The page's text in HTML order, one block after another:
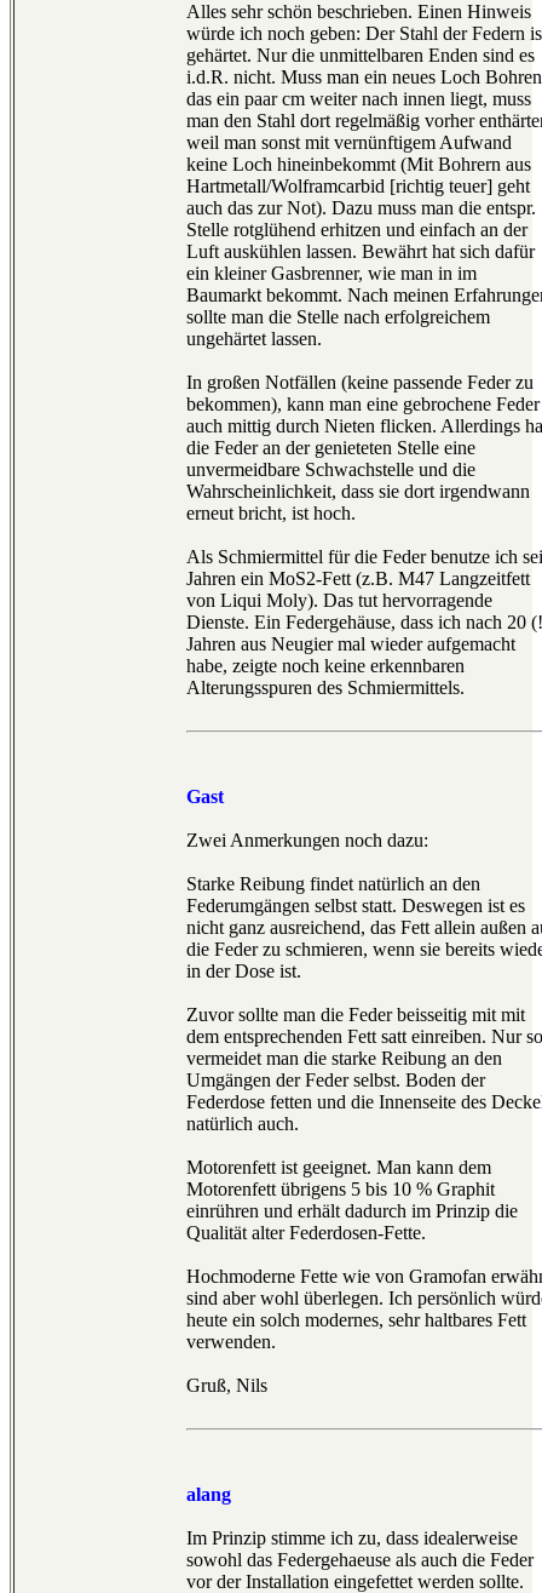
Alles sehr schön beschrieben. Einen Hinweis
würde ich noch geben: Der Stahl der Federn
gehärtet. Nur die unmittelbaren Enden sind es
i.d.R. nicht. Muss man ein neues Loch Bohren
das ein paar cm weiter nach innen liegt, muss
man den Stahl dort regelmäßig vorher
weil man sonst mit vernünftigem Aufwand
keine Loch hineinbekommt (Mit Bohrern aus
Hartmetall/Wolframcarbid [richtig teuer] geht
auch das zur Not). Dazu muss man die entspr.
Stelle rotglühend erhitzen und einfach an der
Luft auskühlen lassen. Bewährt hat sich dafür
ein kleiner Gasbrenner, wie man in im
Baumarkt bekommt. Nach meinen
sollte man die Stelle nach erfolgreichem
ungehärtet lassen.
In großen Notfällen (keine passende Feder zu
bekommen), kann man eine gebrochene Feder
auch mittig durch Nieten flicken. Allerdings
die Feder an der genieteten Stelle eine
unvermeidbare Schwachstelle und die
Wahrscheinlichkeit, dass sie dort irgendwann
erneut bricht, ist hoch.
Als Schmiermittel für die Feder benutze ich
Jahren ein MoS2-Fett (z.B. M47 Langzeitfett
von Liqui Moly). Das tut hervorragende
Dienste. Ein Federgehäuse, dass ich nach 20
Jahren aus Neugier mal wieder aufgemacht
habe, zeigte noch keine erkennbaren
Alterungsspuren des Schmiermittels.
Gast
Zwei Anmerkungen noch dazu:
Starke Reibung findet natürlich an den
Federumgängen selbst statt. Deswegen ist es
nicht ganz ausreichend, das Fett allein außen
die Feder zu schmieren, wenn sie bereits
in der Dose ist.
Zuvor sollte man die Feder beisseitig mit mit
dem entsprechenden Fett satt einreiben. Nur so
vermeidet man die starke Reibung an den
Umgängen der Feder selbst. Boden der
Federdose fetten und die Innenseite des
natürlich auch.
Motorenfett ist geeignet. Man kann dem
Motorenfett übrigens 5 bis 10 % Graphit
einrühren und erhält dadurch im Prinzip die
Qualität alter Federdosen-Fette.
Hochmoderne Fette wie von Gramofan
sind aber wohl überlegen. Ich persönlich
heute ein solch modernes, sehr haltbares Fett
verwenden.
Gruß, Nils
alang
Im Prinzip stimme ich zu, dass idealerweise
sowohl das Federgehaeuse als auch die Feder
vor der Installation eingefettet werden sollte.